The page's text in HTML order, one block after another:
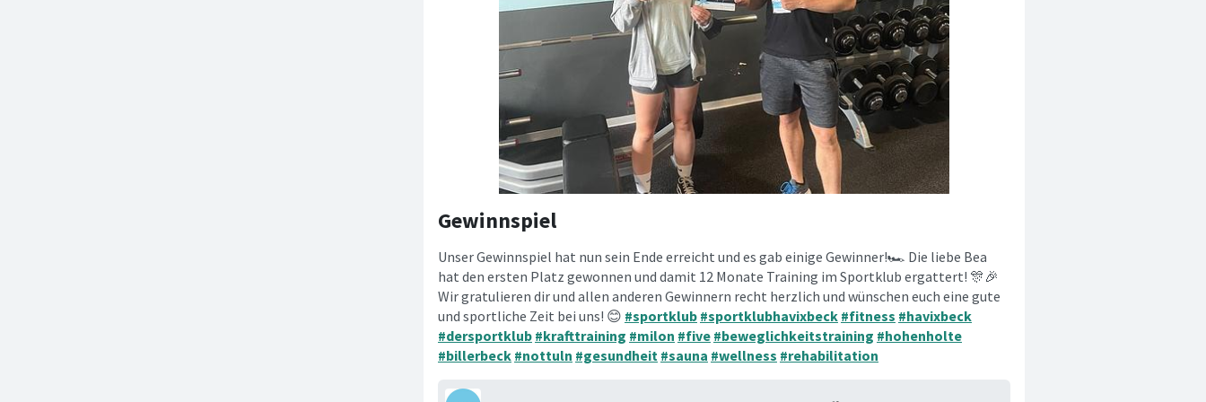
Gewinnspiel
Unser Gewinnspiel hat nun sein Ende erreicht und es gab einige Gewinner!🏎️ Die liebe Bea
hat den ersten Platz gewonnen und damit 12 Monate Training im Sportklub ergattert! 🎊🎉
Wir gratulieren dir und allen anderen Gewinnern recht herzlich und wünschen euch eine gute
und sportliche Zeit bei uns! 😊 #sportklub #sportklubhavixbeck #fitness #havixbeck
#dersportklub #krafttraining #milon #five #beweglichkeitstraining #hohenholte
#billerbeck #nottuln #gesundheit #sauna #wellness #rehabilitation